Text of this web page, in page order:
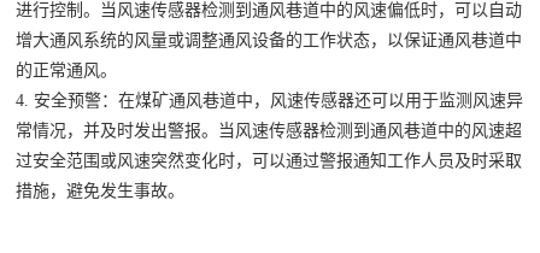
进行控制。当风速传感器检测到通风巷道中的风速偏低时，可以自动
增大通风系统的风量或调整通风设备的工作状态，以保证通风巷道中
的正常通风。
4. 安全预警：在煤矿通风巷道中，风速传感器还可以用于监测风速异
常情况，并及时发出警报。当风速传感器检测到通风巷道中的风速超
过安全范围或风速突然变化时，可以通过警报通知工作人员及时采取
措施，避免发生事故。